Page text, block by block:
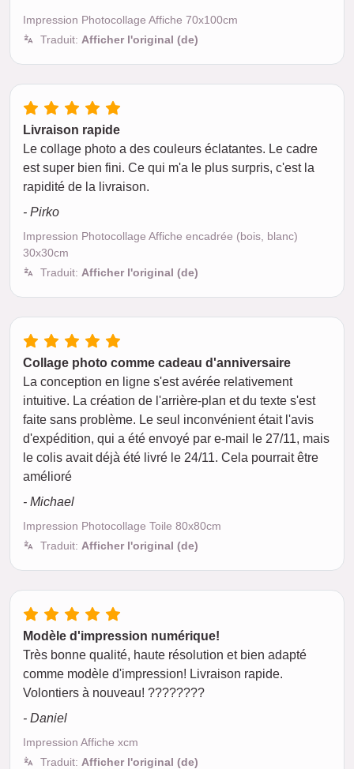
Impression Photocollage Affiche 70x100cm
Traduit: Afficher l'original (de)
Livraison rapide
Le collage photo a des couleurs éclatantes. Le cadre
est super bien fini. Ce qui m'a le plus surpris, c'est la
rapidité de la livraison.
- Pirko
Impression Photocollage Affiche encadrée (bois, blanc)
30x30cm
Traduit: Afficher l'original (de)
Collage photo comme cadeau d'anniversaire
La conception en ligne s'est avérée relativement
intuitive. La création de l'arrière-plan et du texte s'est
faite sans problème. Le seul inconvénient était l'avis
d'expédition, qui a été envoyé par e-mail le 27/11, mais
le colis avait déjà été livré le 24/11. Cela pourrait être
amélioré
- Michael
Impression Photocollage Toile 80x80cm
Traduit: Afficher l'original (de)
Modèle d'impression numérique!
Très bonne qualité, haute résolution et bien adapté
comme modèle d'impression! Livraison rapide.
Volontiers à nouveau! ????????
- Daniel
Impression Affiche xcm
Traduit: Afficher l'original (de)